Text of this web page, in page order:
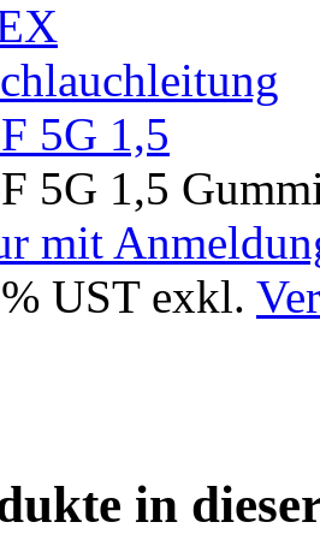
5G 1,5
mit
UST exkl.
in